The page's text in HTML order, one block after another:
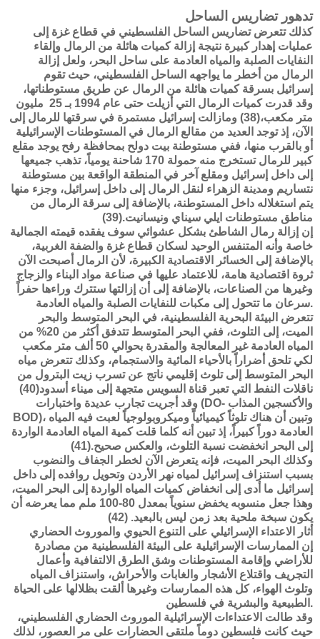
تدهور تضاريس الساحل
كذلك تتعرض تضاريس الساحل الفلسطيني في قطاع غزة إلى
عمليات إهدار كبيرة نتيجة إزالة كميات هائلة من الرمال وإلقاء
النفايات الصلبة والمياه العادمة على ساحل البحر، ولعل إزالة
الرمال من أخطر ما يواجهه الساحل الفلسطيني، حيث تقوم
إسرائيل بسرقة كميات هائلة من الرمال عن طريق مستوطناتها،
وقد قدرت كميات الرمال التي أزيلت حتى عام 1994 بـ 25 مليون
متر مكعب،(38) ومازالت إسرائيل مستمرة في سرقتها للرمال إلى
الآن، إذ توجد العديد من مقالع الرمال في المستوطنات الإسرائيلية
أو بالقرب منها، ففي مستوطنة بيت دولح بمحافظة رفح يوجد مقلع
كبير للرمال تستخرج منه حمولة 170 شاحنة يومياً، تذهب جميعها
إلى داخل إسرائيل ومقلع آخر في المنطقة الواقعة بين مستوطنة
نتساريم ومدينة الزهراء لنقل الرمال إلى داخل إسرائيل، وجزء منها
يتم استغلاله داخل المستوطنة، بالإضافة إلى سرقة الرمال من
مناطق مستوطنات ايلي سيناي ونيسانيت.(39)
إن إزالة رمال الشاطئ بشكل عشوائي سوف يفقده قيمته الجمالية
خاصة وأنه المتنفس الوحيد لسكان قطاع غزة والضفة الغربية،
بالإضافة إلى الخسائر الاقتصادية الكبيرة، لأن الرمال أصبحت الآن
ثروة اقتصادية هامة، للاعتماد عليها في صناعة مواد البناء والزجاج
وغيرها من الصناعات، بالإضافة إلى أن إزالتها ستترك وراءها حفراً
سرعان ما تتحول إلى مكبات للنفايات الصلبة والمياه العادمة.
الميت، إلى التلوث، ففي البحر المتوسط تتدفق أكثر من 20% من
المياه العادمة غير المعالجة والمقدرة بحوالي 50 ألف متر مكعب
لكي تلحق أضراراً بالأحياء المائية والاستجمام، وكذلك تتعرض مياه
البحر المتوسط إلى تلوث إقليمي ناتج عن تسرب زيت البترول من
ناقلات النفط التي تعبر قناة السويس متجهة إلى ميناء أسدود(40)
وقد أجريت تجارب عديدة واختبارات (DO- والأكسجين المذاب
BOD)، وتبين أن هناك تلوثاً كيميائياً وميكروبولوجياً لعبت فيه المياه
العادمة دوراً كبيراً، إذ تبين أنه كلما قلت كمية المياه العادمة الواردة
إلى البحر انخفضت نسبة التلوث، والعكس صحيح.(41)
وكذلك البحر الميت، فإنه يتعرض الآن لخطر الجفاف والنضوب
بسبب استنزاف إسرائيل لمياه نهر الأردن وتحويل روافده إلى داخل
إسرائيل ما أدى إلى انخفاض كميات المياه الواردة إلى البحر الميت،
وهذا جعل منسوبه يخفض سنوياً بمعدل 80-100 ملم مما يعرضه أن
يكون سبخة ملحية بعد زمن ليس بالبعيد. (42)
أثار الاعتداء الإسرائيلي على التنوع الحيوي والموروث الحضاري
إن الممارسات الإسرائيلية على البيئة الفلسطينية من مصادرة
للأراضي وإقامة المستوطنات وشق الطرق الالتفافية وأعمال
التجريف واقتلاع الأشجار والغابات والأحراش، واستنزاف المياه
وتلوث الهواء، كل هذه الممارسات وغيرها ألقت بظلالها على الحياة
الطبيعية والبشرية في فلسطين.
وقد طالت الاعتداءات الإسرائيلية الموروث الحضاري الفلسطيني،
حيث كانت فلسطين دوماً ملتقى الحضارات على مر العصور، لذلك